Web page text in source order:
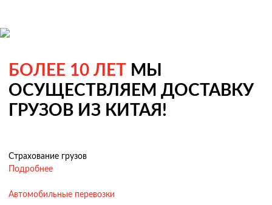
БОЛЕЕ 10 ЛЕТ МЫ
ОСУЩЕСТВЛЯЕМ ДОСТАВКУ
ГРУЗОВ ИЗ КИТАЯ!
Страхование грузов
Подробнее
Автомобильные перевозки